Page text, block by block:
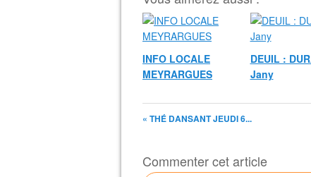
INFO LOCALE
MEYRARGUES
DEUIL :
Jany
« THÉ DANSANT JEUDI 6...
Commenter cet article